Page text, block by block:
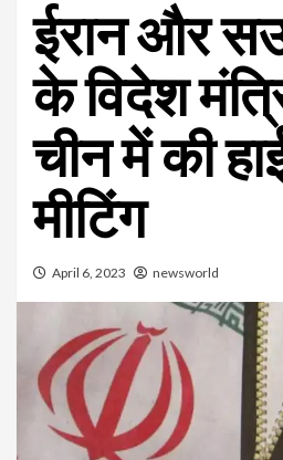
ईरान और
के विदेश
चीन में की
मीटिंग
April 6, 2023 newsworld